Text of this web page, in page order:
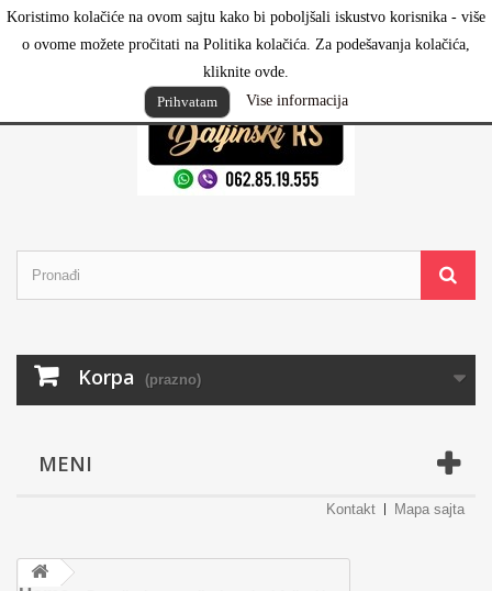
Koristimo kolačiće na ovom sajtu kako bi poboljšali iskustvo korisnika - više
o ovome možete pročitati na Politika kolačića. Za podešavanja kolačića,
kliknite ovde.
Prihvatam
Vise informacija
Prijavi se
Korpa (prazno)
MENI
Kontakt Mapa sajta